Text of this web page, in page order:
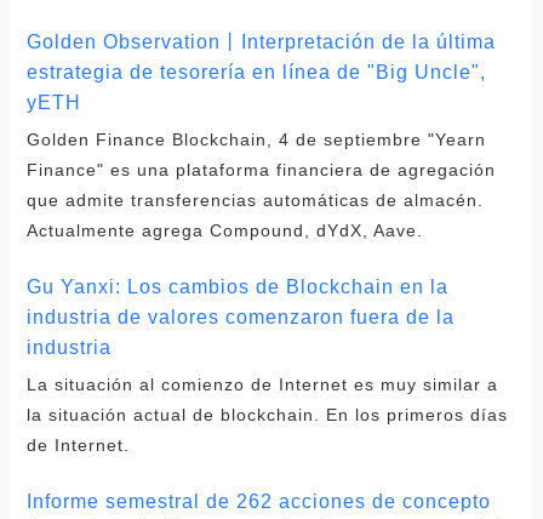
Golden Observation丨Interpretación de la última
estrategia de tesorería en línea de "Big Uncle",
yETH
Golden Finance Blockchain, 4 de septiembre "Yearn
Finance" es una plataforma financiera de agregación
que admite transferencias automáticas de almacén.
Actualmente agrega Compound, dYdX, Aave.
Gu Yanxi: Los cambios de Blockchain en la
industria de valores comenzaron fuera de la
industria
La situación al comienzo de Internet es muy similar a
la situación actual de blockchain. En los primeros días
de Internet.
Informe semestral de 262 acciones de concepto